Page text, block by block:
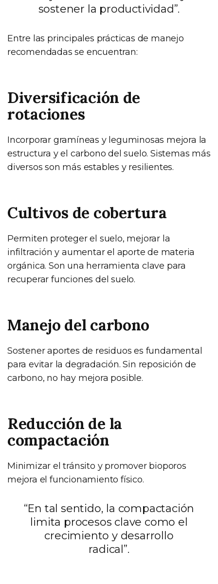
sostener la productividad”.
Entre las principales prácticas de manejo
recomendadas se encuentran:
Diversificación de
rotaciones
Incorporar gramíneas y leguminosas mejora la
estructura y el carbono del suelo. Sistemas más
diversos son más estables y resilientes.
Cultivos de cobertura
Permiten proteger el suelo, mejorar la
infiltración y aumentar el aporte de materia
orgánica. Son una herramienta clave para
recuperar funciones del suelo.
Manejo del carbono
Sostener aportes de residuos es fundamental
para evitar la degradación. Sin reposición de
carbono, no hay mejora posible.
Reducción de la
compactación
Minimizar el tránsito y promover bioporos
mejora el funcionamiento físico.
“En tal sentido, la compactación
limita procesos clave como el
crecimiento y desarrollo
radical”.